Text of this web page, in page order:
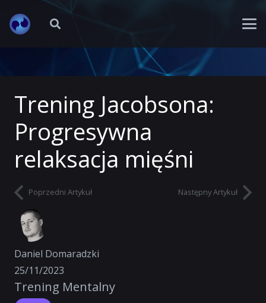
Trening Jacobsona:
Progresywna
relaksacja mięśni
Poprzedni Artykuł Następny Artykuł
Daniel Domaradzki
25/11/2023
Trening Mentalny